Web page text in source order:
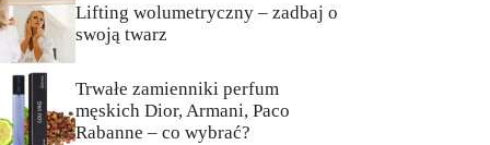
Lifting wolumetryczny – zadbaj o
swoją twarz
Trwałe zamienniki perfum
męskich Dior, Armani, Paco
Rabanne – co wybrać?